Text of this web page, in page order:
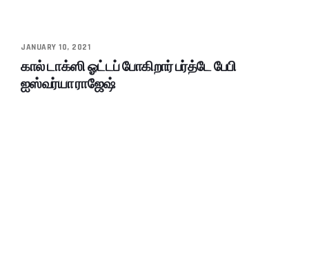
JANUARY 10, 2021
கால் டாக்ஸி ஓட்டப் போகிறார் பர்த்டே பேபி
ஐஸ்வர்யா ராஜேஷ்